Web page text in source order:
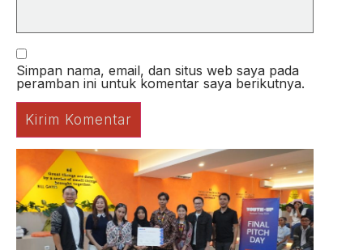
Simpan nama, email, dan situs web saya pada
peramban ini untuk komentar saya berikutnya.